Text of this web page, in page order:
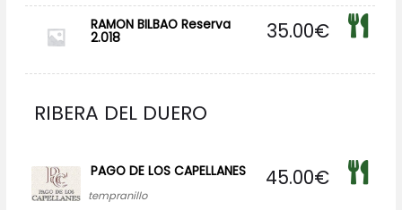
RAMON BILBAO Reserva
2.018 35.00€
RIBERA DEL DUERO
PAGO DE LOS CAPELLANES
tempranillo
45.00€